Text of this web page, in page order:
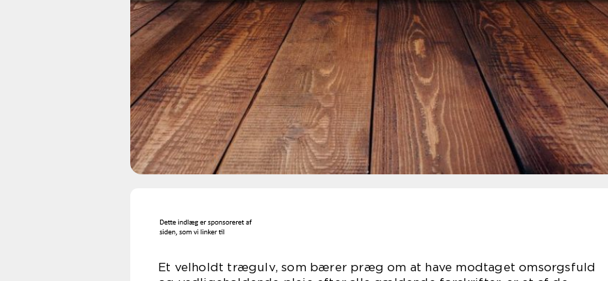
Et velholdt trægulv, som bærer præg om at have modtaget omsorgsfuld